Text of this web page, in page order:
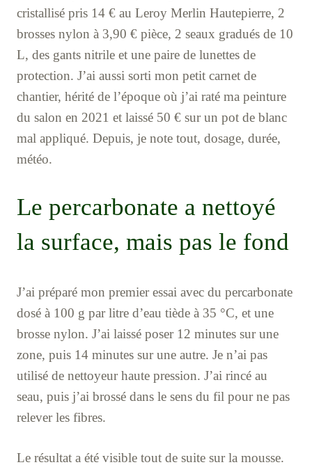
cristallisé pris 14 € au Leroy Merlin Hautepierre, 2
brosses nylon à 3,90 € pièce, 2 seaux gradués de 10
L, des gants nitrile et une paire de lunettes de
protection. J’ai aussi sorti mon petit carnet de
chantier, hérité de l’époque où j’ai raté ma peinture
du salon en 2021 et laissé 50 € sur un pot de blanc
mal appliqué. Depuis, je note tout, dosage, durée,
météo.
Le percarbonate a nettoyé
la surface, mais pas le fond
J’ai préparé mon premier essai avec du percarbonate
dosé à 100 g par litre d’eau tiède à 35 °C, et une
brosse nylon. J’ai laissé poser 12 minutes sur une
zone, puis 14 minutes sur une autre. Je n’ai pas
utilisé de nettoyeur haute pression. J’ai rincé au
seau, puis j’ai brossé dans le sens du fil pour ne pas
relever les fibres.
Le résultat a été visible tout de suite sur la mousse.